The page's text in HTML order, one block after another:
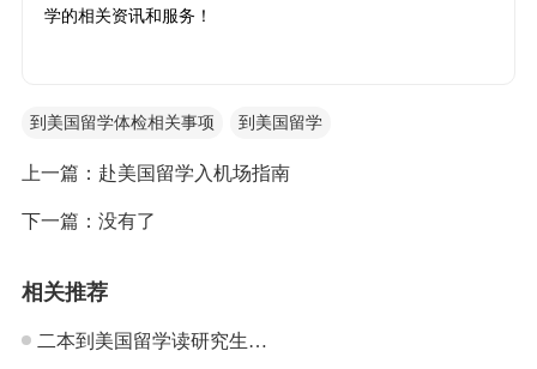
学的相关资讯和服务！
到美国留学体检相关事项 到美国留学
上一篇： 赴美国留学入机场指南
下一篇：没有了
相关推荐
二本到美国留学读研究生申